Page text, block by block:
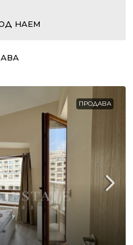
НАЕМ
ПРОДАВА